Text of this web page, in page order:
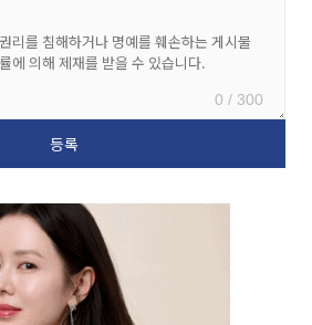
0 / 300